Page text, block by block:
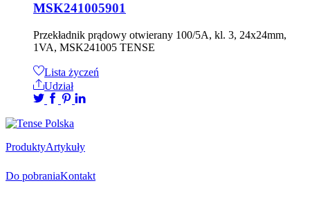
MSK241005901
Przekładnik prądowy otwierany 100/5A, kl. 3, 24x24mm,
1VA, MSK241005 TENSE
Lista życzeń
Udział
ProduktyArtykuły
Do pobraniaKontakt